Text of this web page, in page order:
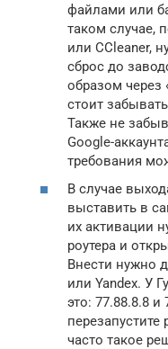
файлами или
таком случае,
или CCleaner,
сброс до
образом через
стоит
Также не
Google-
требования
В случае
выставить в
их активации
роутера и
Внести нужно
или Yandex. У
это: 77.88.8.8 и
часто такое